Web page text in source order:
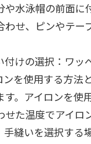
水泳帽の前面に
わせ、ピンやテー
付けの選択：ワッ
を使用する方法
。アイロンを使
せた温度でアイロ
手縫いを選択する